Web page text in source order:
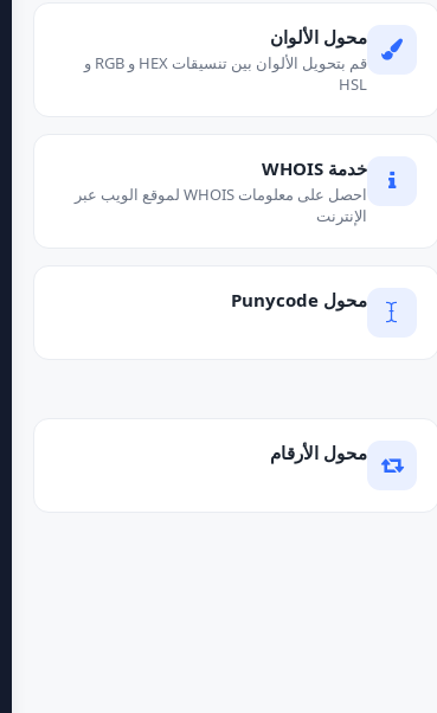
محول الألوان
قم بتحويل الألوان بين تنسيقات HEX و RGB و
HSL
خدمة WHOIS
احصل على معلومات WHOIS لموقع الويب عبر
الإنترنت
محول Punycode
محول الأرقام